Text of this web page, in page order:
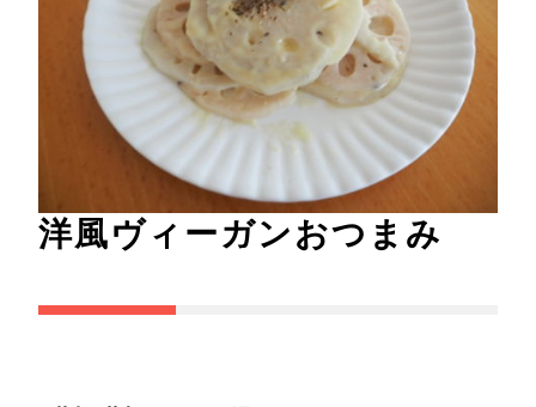
洋風ヴィーガンおつまみ